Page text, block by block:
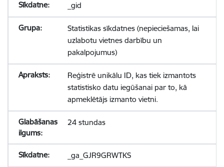
_gid
Statistikas sīkdatnes (nepieciešamas, lai
uzlabotu vietnes darbību un
pakalpojumus)
Reģistrē unikālu ID, kas tiek izmantots
statistisko datu iegūšanai par to, kā
apmeklētājs izmanto vietni.
24 stundas
_ga_GJR9GRWTKS